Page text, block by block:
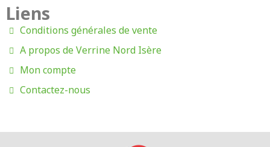
Liens
Conditions générales de vente
A propos de Verrine Nord Isère
Mon compte
Contactez-nous